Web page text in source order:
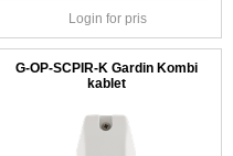
Login for pris
G-OP-SCPIR-K Gardin Kombi
kablet